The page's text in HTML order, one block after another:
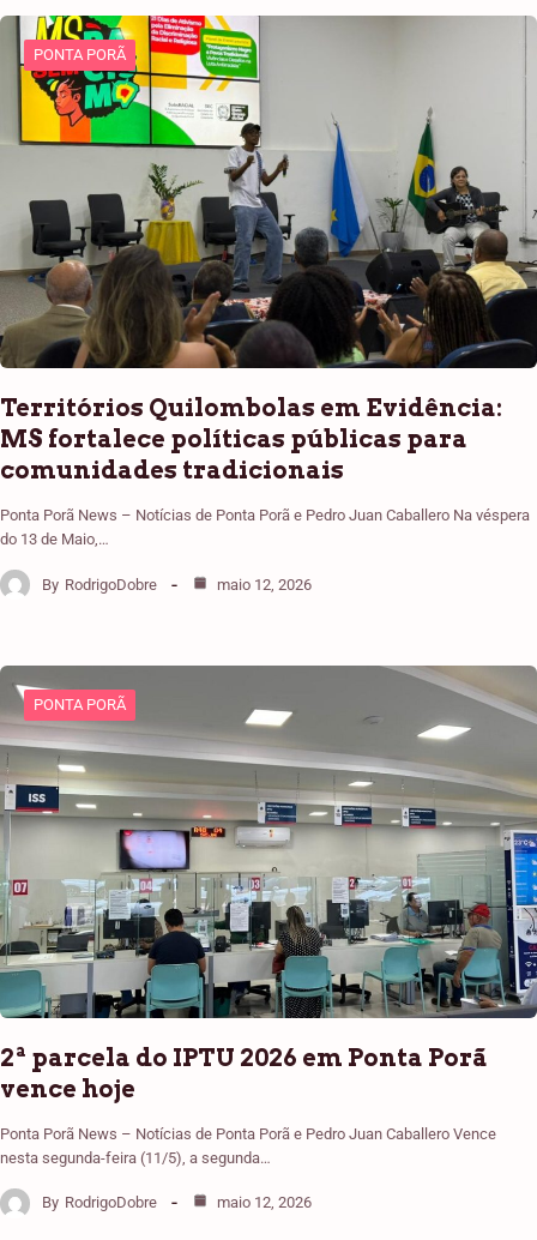
PONTA PORÃ
Territórios Quilombolas em Evidência:
MS fortalece políticas públicas para
comunidades tradicionais
Ponta Porã News – Notícias de Ponta Porã e Pedro Juan Caballero Na véspera
do 13 de Maio,…
By RodrigoDobre maio 12, 2026
PONTA PORÃ
2ª parcela do IPTU 2026 em Ponta Porã
vence hoje
Ponta Porã News – Notícias de Ponta Porã e Pedro Juan Caballero Vence
nesta segunda-feira (11/5), a segunda…
By RodrigoDobre maio 12, 2026